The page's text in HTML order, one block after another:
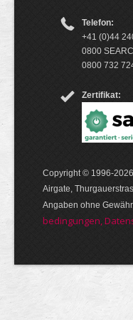
Telefon:
+41 (0)44
0800
0800 732
Zertifikat:
Copyright © 1996-
Airgate,
Angaben ohne
bedin­gungen,